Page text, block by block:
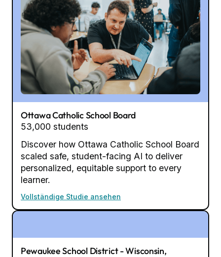
Ottawa Catholic School Board
53,000 students
Discover how Ottawa Catholic School Board
scaled safe, student-facing AI to deliver
personalized, equitable support to every
learner.
Vollständige Studie ansehen
Pewaukee School District - Wisconsin,